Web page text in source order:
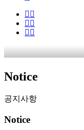
Notice
공지사항
Notice